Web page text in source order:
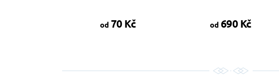
od 70 Kč od 690 Kč